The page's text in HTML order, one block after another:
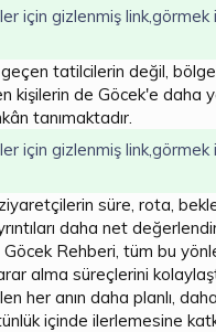
için gizlenmiş link,görmek
geçen tatilcilerin değil,
kişilerin de Göcek'e daha
tanımaktadır.
için gizlenmiş link,görmek
süre, rota,
daha net
Rehberi, tüm bu
alma süreçlerini
her anın daha planlı,
içinde ilerlemesine